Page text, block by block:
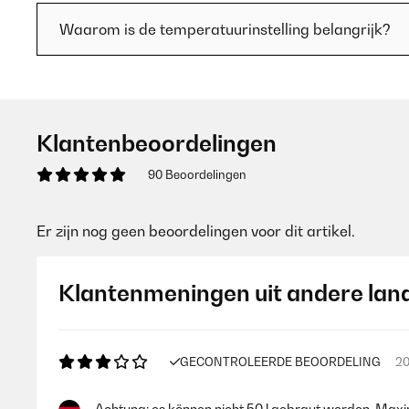
Waarom is de temperatuurinstelling belangrijk?
Klantenbeoordelingen
90 Beoordelingen
Er zijn nog geen beoordelingen voor dit artikel.
Klantenmeningen uit andere
GECONTROLEERDE BEOORDELING